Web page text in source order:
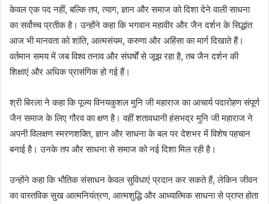
केवल एक पद नहीं, बल्कि तप, त्याग, ज्ञान और समाज को दिशा देने वाली साधना
का सर्वोच्च प्रतीक है। उन्होंने कहा कि भगवान महावीर और जैन दर्शन के सिद्धांत
आज भी मानवता को शांति, आत्मसंयम, करुणा और अहिंसा का मार्ग दिखाते हैं।
वर्तमान समय में जब विश्व तनाव और संघर्षों से जूझ रहा है, तब जैन दर्शन की
शिक्षाएं और अधिक प्रासंगिक हो गई हैं।
श्री बिरला ने कहा कि पूज्य विनयकुशल मुनि जी महाराज का आचार्य पदारोहण संपूर्ण
जैन समाज के लिए गौरव का क्षण है। वहीं शतावधानी हंसभद्र मुनि जी महाराज ने
अपनी विलक्षण स्मरणशक्ति, ज्ञान और साधना के बल पर देशभर में विशेष पहचान
बनाई है। उनके तप और साधना से समाज को नई दिशा मिल रही है।
उन्होंने कहा कि भौतिक संसाधन केवल सुविधाएं प्रदान कर सकते हैं, लेकिन जीवन
का वास्तविक सुख आत्मनियंत्रण, आत्मशुद्धि और आध्यात्मिक साधना से प्राप्त होता